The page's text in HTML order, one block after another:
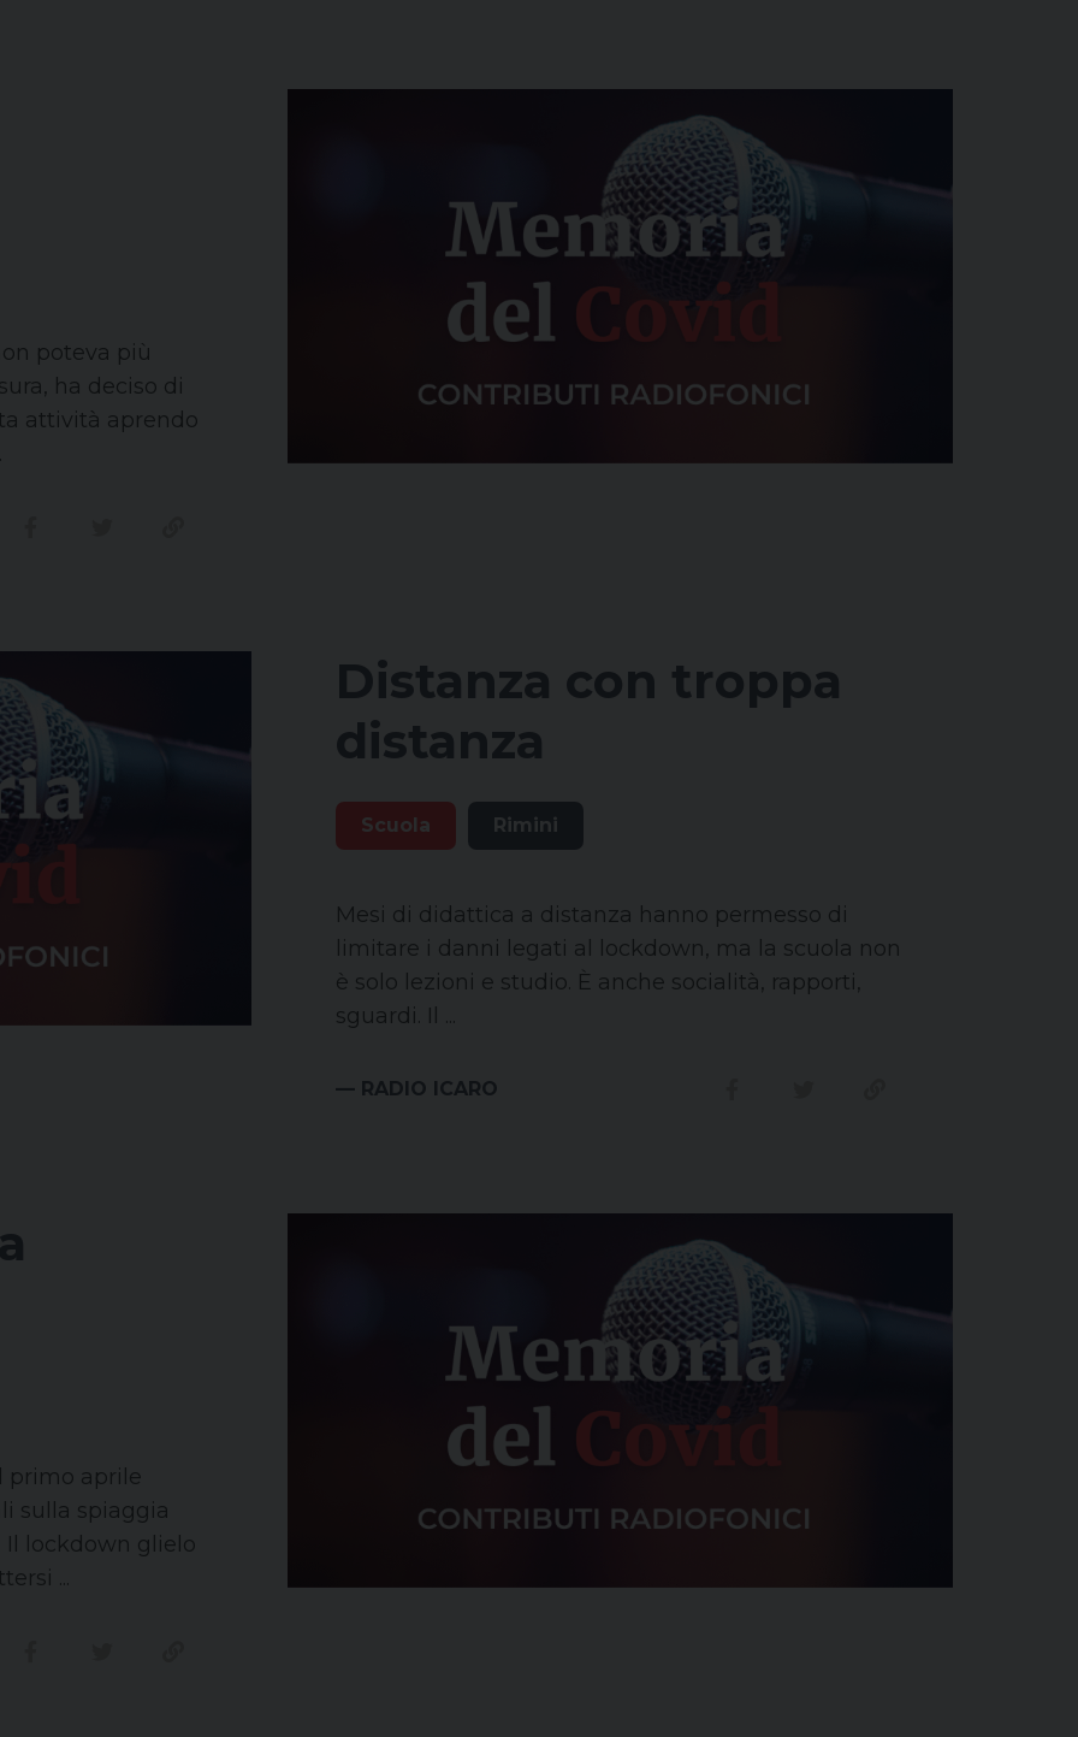
poteva più
ha deciso di
attività aprendo
Distanza con troppa
distanza
Scuola Rimini
Mesi di didattica a distanza hanno permesso di
limitare i danni legati al lockdown, ma la scuola non
è solo lezioni e studio. È anche socialità, rapporti,
sguardi. Il ...
— RADIO ICARO
primo aprile
sulla spiaggia
Il lockdown glielo
...